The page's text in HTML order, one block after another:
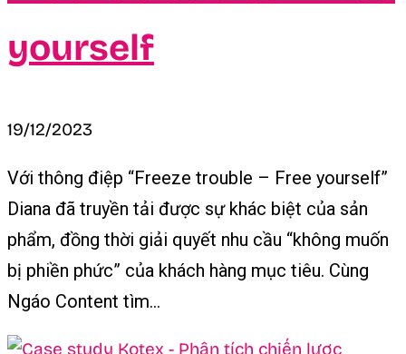
yourself
19/12/2023
Với thông điệp “Freeze trouble – Free yourself”
Diana đã truyền tải được sự khác biệt của sản
phẩm, đồng thời giải quyết nhu cầu “không muốn
bị phiền phức” của khách hàng mục tiêu. Cùng
Ngáo Content tìm...